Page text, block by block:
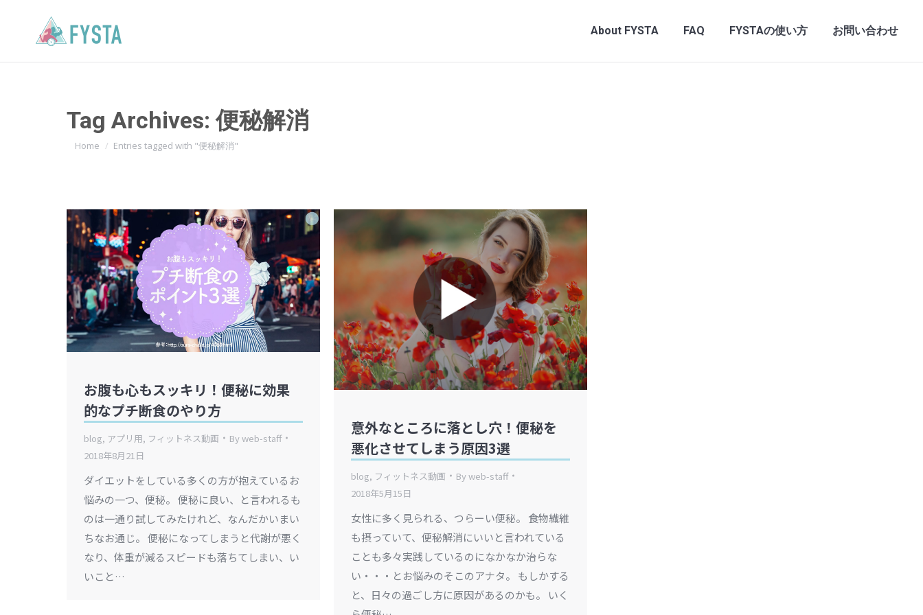
About FYSTA FAQ FYSTAの使い方 お問い合わせ
Tag Archives:便秘解消
You are here:
Home Entries tagged with "便秘解消"
お腹も心もスッキリ！便秘に効果
的なプチ断食のやり方
blog, アプリ用, フィットネス動画 Byweb-staff
2018年8月21日
ダイエットをしている多くの方が抱えているお
悩みの一つ、便秘。 便秘に良い、と言われるも
のは一通り試してみたけれど、なんだかいまい
ちなお通じ。 便秘になってしまうと代謝が悪く
なり、体重が減るスピードも落ちてしまい、い
いこと…
意外なところに落とし穴！便秘を
悪化させてしまう原因3選
blog, フィットネス動画 Byweb-staff
2018年5月15日
女性に多く見られる、つらーい便秘。 食物繊維
も摂っていて、便秘解消にいいと言われている
ことも多々実践しているのになかなか治らな
い・・・とお悩みのそこのアナタ。 もしかする
と、日々の過ごし方に原因があるのかも。 いく